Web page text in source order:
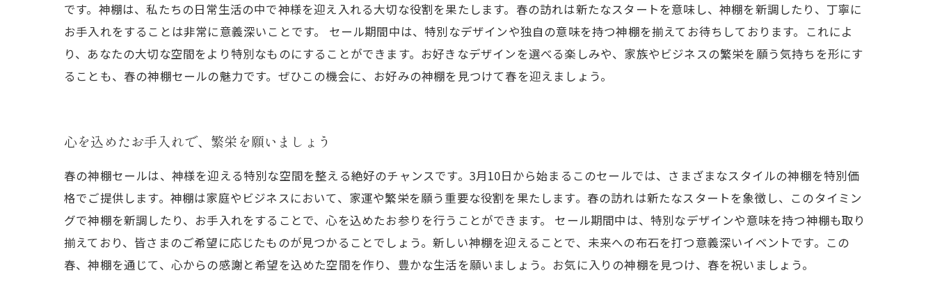
です。神棚は、私たちの日常生活の中で神様を迎え入れる大切な役割を果たします。春の訪れは新たなスタートを意味し、神棚を新調したり、丁寧に
お手入れをすることは非常に意義深いことです。 セール期間中は、特別なデザインや独自の意味を持つ神棚を揃えてお待ちしております。これによ
り、あなたの大切な空間をより特別なものにすることができます。お好きなデザインを選べる楽しみや、家族やビジネスの繁栄を願う気持ちを形にす
ることも、春の神棚セールの魅力です。ぜひこの機会に、お好みの神棚を見つけて春を迎えましょう。
心を込めたお手入れで、繁栄を願いましょう
春の神棚セールは、神様を迎える特別な空間を整える絶好のチャンスです。3月10日から始まるこのセールでは、さまざまなスタイルの神棚を特別価
格でご提供します。神棚は家庭やビジネスにおいて、家運や繁栄を願う重要な役割を果たします。春の訪れは新たなスタートを象徴し、このタイミン
グで神棚を新調したり、お手入れをすることで、心を込めたお参りを行うことができます。 セール期間中は、特別なデザインや意味を持つ神棚も取り
揃えており、皆さまのご希望に応じたものが見つかることでしょう。新しい神棚を迎えることで、未来への布石を打つ意義深いイベントです。この
春、神棚を通じて、心からの感謝と希望を込めた空間を作り、豊かな生活を願いましょう。お気に入りの神棚を見つけ、春を祝いましょう。